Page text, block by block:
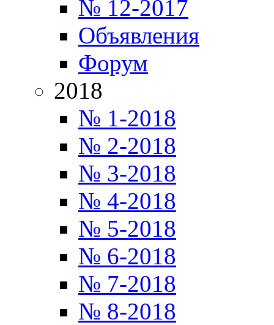
№ 12-2017
Объявления
Форум
2018
№ 1-2018
№ 2-2018
№ 3-2018
№ 4-2018
№ 5-2018
№ 6-2018
№ 7-2018
№ 8-2018